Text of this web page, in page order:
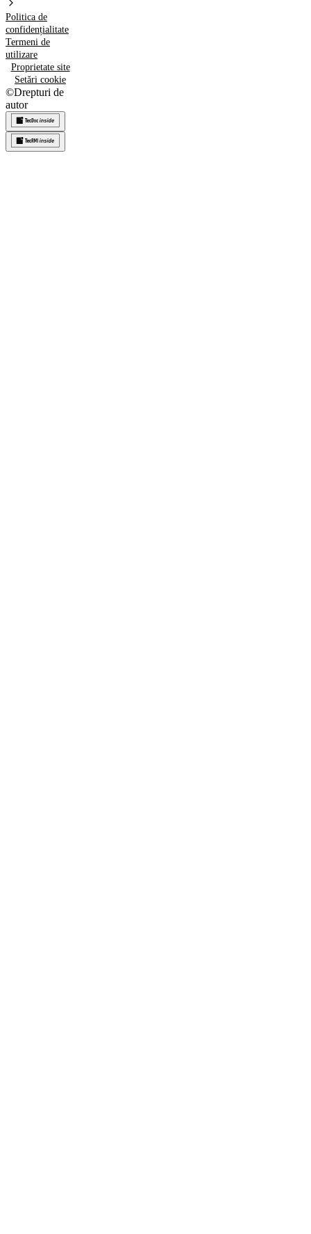
Politica de
confidențialitate
Termeni de
utilizare
Proprietate site
Setări cookie
©Drepturi de
autor